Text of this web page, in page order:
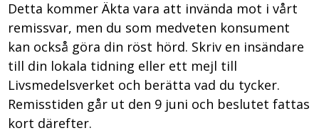
Detta kommer Äkta vara att invända mot i vårt
remissvar, men du som medveten konsument
kan också göra din röst hörd. Skriv en insändare
till din lokala tidning eller ett mejl till
Livsmedelsverket och berätta vad du tycker.
Remisstiden går ut den 9 juni och beslutet fattas
kort därefter.